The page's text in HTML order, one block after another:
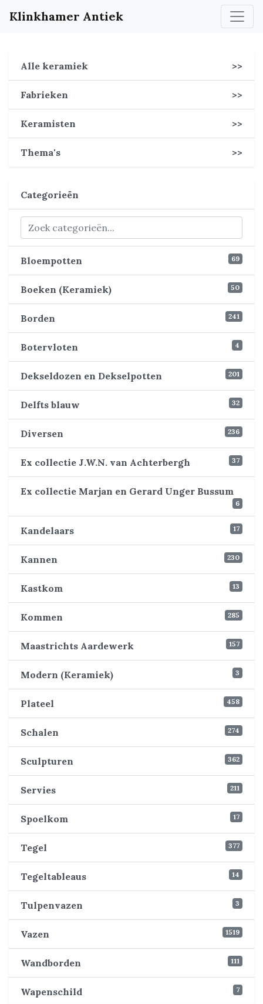
Klinkhamer Antiek
Alle keramiek >>
Fabrieken >>
Keramisten >>
Thema's >>
Categorieën
Bloempotten 69
Boeken (Keramiek) 50
Borden 241
Botervloten 4
Dekseldozen en Dekselpotten 201
Delfts blauw 32
Diversen 236
Ex collectie J.W.N. van Achterbergh 37
Ex collectie Marjan en Gerard Unger Bussum
6
Kandelaars 17
Kannen 230
Kastkom 13
Kommen 285
Maastrichts Aardewerk 157
Modern (Keramiek) 3
Plateel 458
Schalen 274
Sculpturen 362
Servies 211
Spoelkom 17
Tegel 377
Tegeltableaus 14
Tulpenvazen 3
Vazen 1519
Wandborden 111
Wapenschild 7